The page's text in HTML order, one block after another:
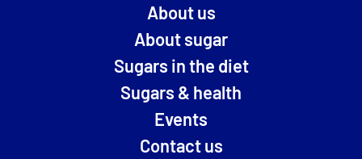
About us
About sugar
Sugars in the diet
Sugars & health
Events
Contact us